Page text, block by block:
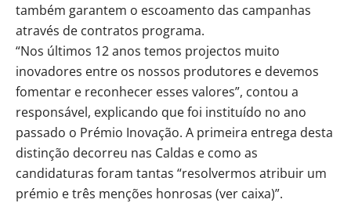
também garantem o escoamento das campanhas
através de contratos programa.
“Nos últimos 12 anos temos projectos muito
inovadores entre os nossos produtores e devemos
fomentar e reconhecer esses valores”, contou a
responsável, explicando que foi instituído no ano
passado o Prémio Inovação. A primeira entrega desta
distinção decorreu nas Caldas e como as
candidaturas foram tantas “resolvermos atribuir um
prémio e três menções honrosas (ver caixa)”.